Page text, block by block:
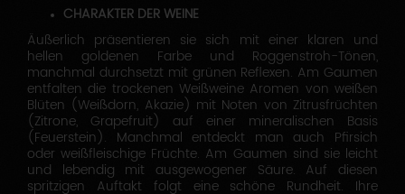
CHARAKTER DER WEINE
Äußerlich präsentieren sie sich mit einer klaren und
hellen goldenen Farbe und Roggenstroh-Tönen,
manchmal durchsetzt mit grünen Reflexen. Am Gaumen
entfalten die trockenen Weißweine Aromen von weißen
Blüten (Weißdorn, Akazie) mit Noten von Zitrusfrüchten
(Zitrone, Grapefruit) auf einer mineralischen Basis
(Feuerstein). Manchmal entdeckt man auch Pfirsich
oder weißfleischige Früchte. Am Gaumen sind sie leicht
und lebendig mit ausgewogener Säure. Auf diesen
spritzigen Auftakt folgt eine schöne Rundheit. Ihre